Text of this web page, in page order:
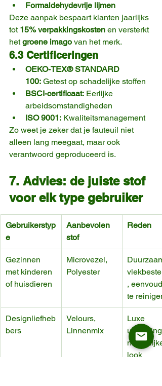
Formaldehydevrije lijmen
Deze aanpak bespaart klanten jaarlijks
tot 15% verpakkingskosten en versterkt
het groene imago van het merk.
6.3 Certificeringen
OEKO-TEX® STANDARD
100: Getest op schadelijke stoffen
BSCI-certificaat: Eerlijke
arbeidsomstandigheden
ISO 9001: Kwaliteitsmanagement
Zo weet je zeker dat je fauteuil niet
alleen lang meegaat, maar ook
verantwoord geproduceerd is.
7. Advies: de juiste stof
voor elk type gebruiker
Gebruikerstyp
e
Aanbevolen
stof
Reden
Gezinnen
met kinderen
of huisdieren
Microvezel,
Polyester
,
te reinigen
Designliefheb
bers
Velours,
Linnenmix
Luxe
uitstraling,
natuurlijke
look